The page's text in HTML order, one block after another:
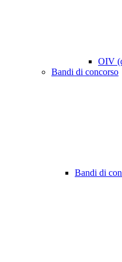
OIV
Bandi di concorso
Bandi di